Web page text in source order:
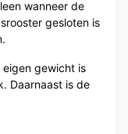
wanneer de
gesloten is
gewicht is
Daarnaast is de